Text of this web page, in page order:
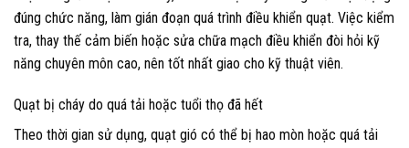
đúng chức năng, làm gián đoạn quá trình điều khiển quạt. Việc kiểm
tra, thay thế cảm biến hoặc sửa chữa mạch điều khiển đòi hỏi kỹ
năng chuyên môn cao, nên tốt nhất giao cho kỹ thuật viên.
Quạt bị cháy do quá tải hoặc tuổi thọ đã hết
Theo thời gian sử dụng, quạt gió có thể bị hao mòn hoặc quá tải